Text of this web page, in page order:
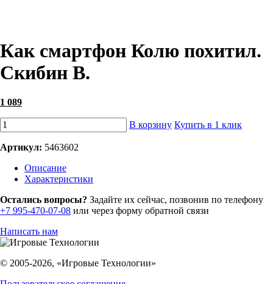
Как смартфон Колю похитил.
Скибин В.
1 089
В корзину Купить в 1 клик
Артикул: 5463602
Описание
Характеристики
Остались вопросы? Задайте их сейчас, позвонив по телефону
+7 995-470-07-08 или через форму обратной связи
Написать нам
© 2005-2026, «Игровые Технологии»